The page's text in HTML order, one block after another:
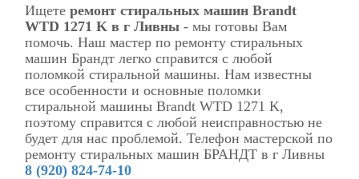
Ищетеремонт стиральных машин Brandt
WTD 1271 K в г Ливны - мы готовы Вам
помочь. Наш мастер по ремонту стиральных
машин Брандт легко справится с любой
поломкой стиральной машины. Нам известны
все особенности и основные поломки
стиральной машины Brandt WTD 1271 K,
поэтому справится с любой неисправностью не
будет для нас проблемой. Телефон мастерской по
ремонту стиральных машин БРАНДТ в г Ливны
8 (920) 824-74-10